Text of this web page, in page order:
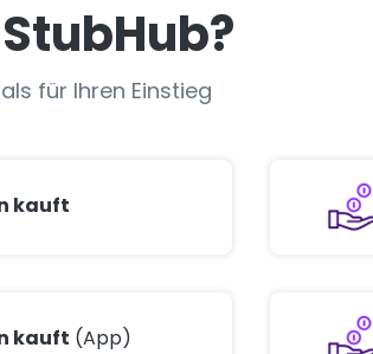
für Ihren Einstieg
kauft
kauft (App)